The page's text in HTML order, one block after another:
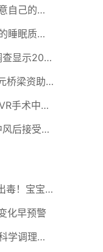
一位退伍军人起初并未在意自己的健忘，直到手臂开始颤抖：这是一种改变人生的疾病
一个被忽视的因素影响你的睡眠质量。这里有3个改善技巧
Wolters Kluwer Health调查显示2026年临床医生与患者对人工智能使用情况及担忧
W·M·凯克基金会120万美元桥梁资助计划支持加州大学戴维斯分校早期职业科学家
TRISCEND II数据揭示TTVR手术中影响医院成本和住院时长的关键因素
R&B歌手Peabo Bryson中风后接受医疗护理
记者穿一晚纸尿裤血里查出毒！宝宝血液浓度竟是成人的5倍？
化早预警
脑供血不足、心肌缺血：科学调理全攻略